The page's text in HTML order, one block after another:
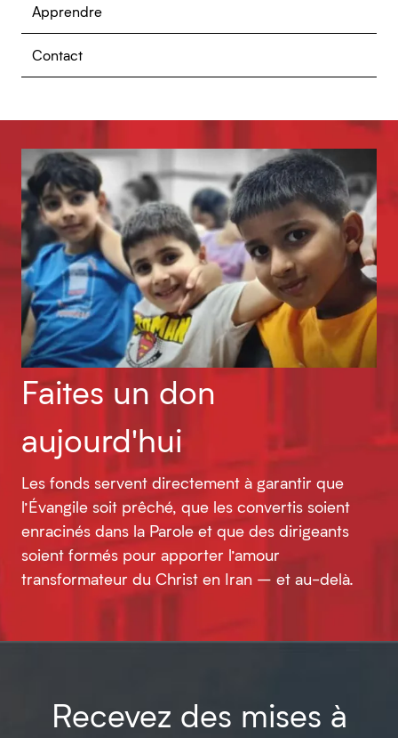
Apprendre
Contact
Faites un don
aujourd'hui
Les fonds servent directement à garantir que
l’Évangile soit prêché, que les convertis soient
enracinés dans la Parole et que des dirigeants
soient formés pour apporter l’amour
transformateur du Christ en Iran – et au-delà.
Recevez des mises à